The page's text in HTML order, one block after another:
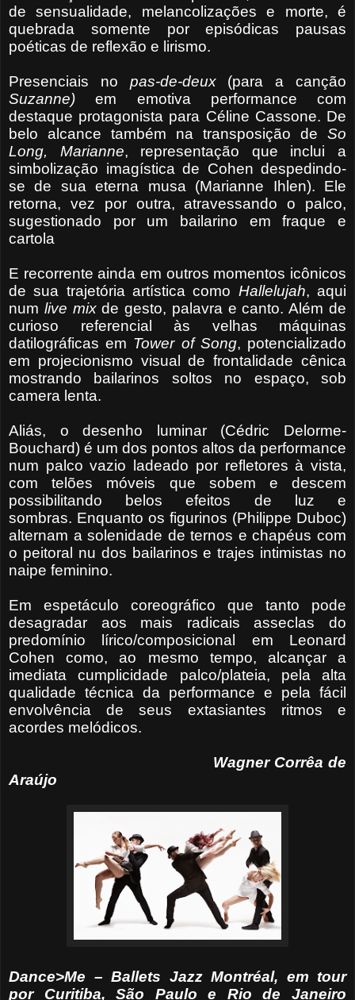
de sensualidade, melancolizações e morte, é
quebrada somente por episódicas pausas
poéticas de reflexão e lirismo.
Presenciais no pas-de-deux(para a canção
Suzanne) em emotiva performance com
destaque protagonista para Céline Cassone. De
belo alcance também na transposição de So
Long, Marianne, representação que inclui a
simbolização imagística de Cohen despedindo-
se de sua eterna musa (Marianne Ihlen). Ele
retorna, vez por outra, atravessando o palco,
sugestionado por um bailarino em fraque e
cartola
E recorrente ainda em outros momentos icônicos
de sua trajetória artística como Hallelujah, aqui
num live mixde gesto, palavra e canto. Além de
curioso referencial às velhas máquinas
datilográficas em Tower of Song, potencializado
em projecionismo visual de frontalidade cênica
mostrando bailarinos soltos no espaço, sob
camera lenta.
Aliás, o desenho luminar (Cédric Delorme-
Bouchard) é um dos pontos altos da performance
num palco vazio ladeado por refletores à vista,
com telões móveis que sobem e descem
possibilitando belos efeitos de luz e
sombras. Enquanto os figurinos (Philippe Duboc)
alternam a solenidade de ternos e chapéus com
o peitoral nu dos bailarinos e trajes intimistas no
naipe feminino.
Em espetáculo coreográfico que tanto pode
desagradar aos mais radicais asseclas do
predomínio lírico/composicional em Leonard
Cohen como, ao mesmo tempo, alcançar a
imediata cumplicidade palco/plateia, pela alta
qualidade técnica da performance e pela fácil
envolvência de seus extasiantes ritmos e
acordes melódicos.
Wagner Corrêa de
Araújo
Dance>Me – Ballets Jazz Montréal, em tour
por Curitiba, São Paulo e Rio de Janeiro